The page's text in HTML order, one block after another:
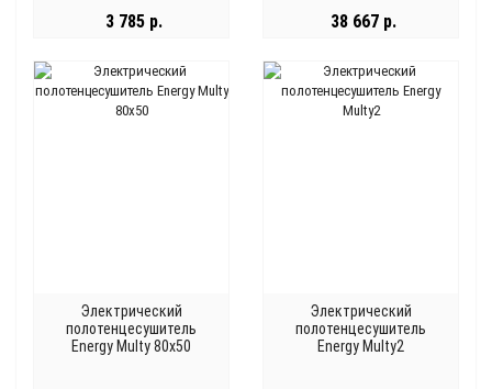
3 785 р. 38 667 р.
Электрический
полотенцесушитель
Energy Multy 80x50
Электрический
полотенцесушитель
Energy Multy2